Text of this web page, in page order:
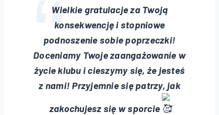
Wielkie gratulacje za Twoją
konsekwencję i stopniowe
podnoszenie sobie poprzeczki!
Doceniamy Twoje zaangażowanie w
życie klubu i cieszymy się, że jesteś
z nami! Przyjemnie się patrzy, jak
zakochujesz się w sporcie